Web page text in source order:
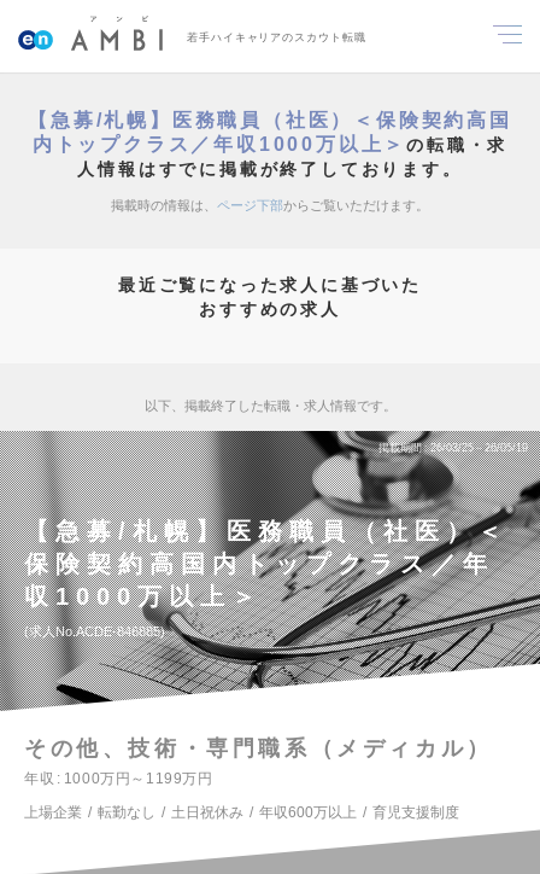
若手ハイキャリアのスカウト転職
【急募/札幌】医務職員（社医）＜保険契約高国
内トップクラス／年収1000万以上＞の転職・求
人情報はすでに掲載が終了しております。
掲載時の情報は、 ページ下部からご覧いただけます。
最近ご覧になった求人に基づいた
おすすめの求人
以下、掲載終了した転職・求人情報です。
掲載期間 26/03/25～26/05/19
【急募/札幌】医務職員（社医）＜
保険契約高国内トップクラス／年
収1000万以上＞
求人No.ACDE-846885
その他、技術・専門職系（メディカル）
年収
1000万円～1199万円
上場企業
転勤なし 土日祝休み 年収600万以上 育児支援制度